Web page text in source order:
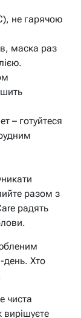
не гарячою
маска раз
– готуйтеся
разом з
радять
день. Хто
чиста
вирішуєте